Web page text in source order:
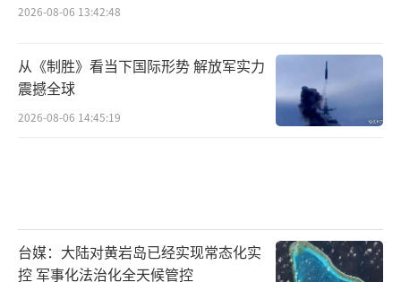
2026-08-06 13:42:48
从《制胜》看当下国际形势 解放军实力
震撼全球
2026-08-06 14:45:19
台媒：大陆对黄岩岛已经实现常态化实
控 军事化法治化全天候管控